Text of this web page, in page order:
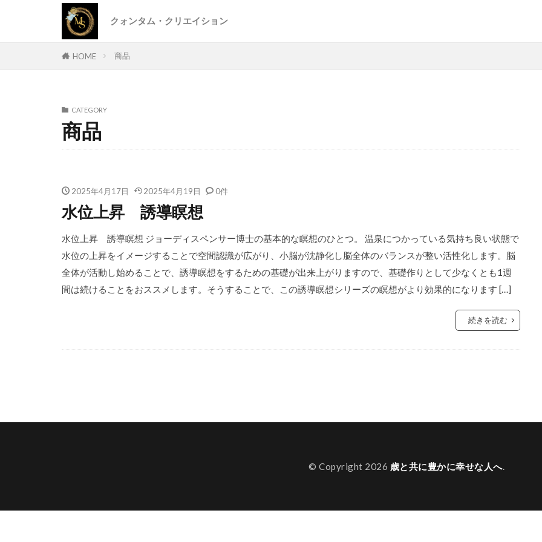
クォンタム・クリエイション
HOME 商品
CATEGORY
商品
2025年4月17日 2025年4月19日 0件
水位上昇 誘導瞑想
水位上昇 誘導瞑想 ジョーディスペンサー博士の基本的な瞑想のひとつ。 温泉につかっている気持ち良い状態で
水位の上昇をイメージすることで空間認識が広がり、小脳が沈静化し脳全体のバランスが整い活性化します。脳
全体が活動し始めることで、誘導瞑想をするための基礎が出来上がりますので、基礎作りとして少なくとも1週
間は続けることをおススメします。そうすることで、この誘導瞑想シリーズの瞑想がより効果的になります […]
続きを読む
© Copyright 2026 歳と共に豊かに幸せな人へ.